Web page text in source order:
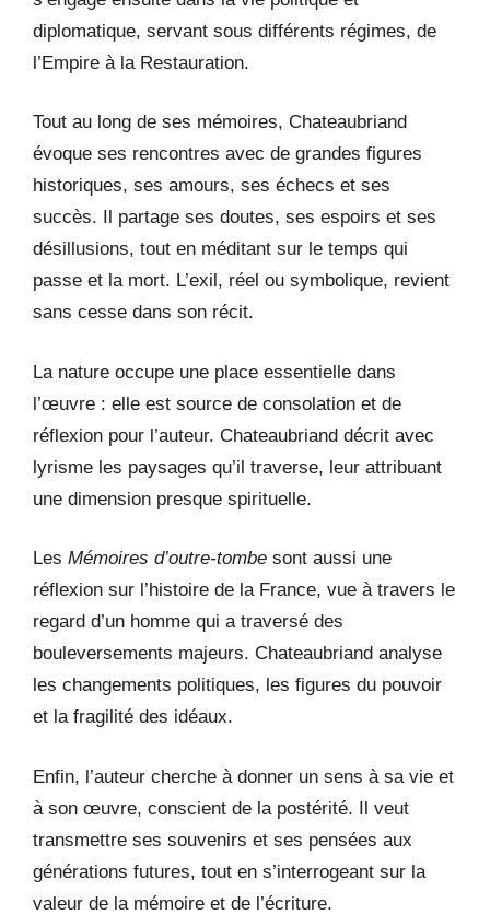
diplomatique, servant sous différents régimes, de
l’Empire à la Restauration.
Tout au long de ses mémoires, Chateaubriand
évoque ses rencontres avec de grandes figures
historiques, ses amours, ses échecs et ses
succès. Il partage ses doutes, ses espoirs et ses
désillusions, tout en méditant sur le temps qui
passe et la mort. L’exil, réel ou symbolique, revient
sans cesse dans son récit.
La nature occupe une place essentielle dans
l’œuvre : elle est source de consolation et de
réflexion pour l’auteur. Chateaubriand décrit avec
lyrisme les paysages qu’il traverse, leur attribuant
une dimension presque spirituelle.
Les Mémoires d’outre-tombe sont aussi une
réflexion sur l’histoire de la France, vue à travers le
regard d’un homme qui a traversé des
bouleversements majeurs. Chateaubriand analyse
les changements politiques, les figures du pouvoir
et la fragilité des idéaux.
Enfin, l’auteur cherche à donner un sens à sa vie et
à son œuvre, conscient de la postérité. Il veut
transmettre ses souvenirs et ses pensées aux
générations futures, tout en s’interrogeant sur la
valeur de la mémoire et de l’écriture.